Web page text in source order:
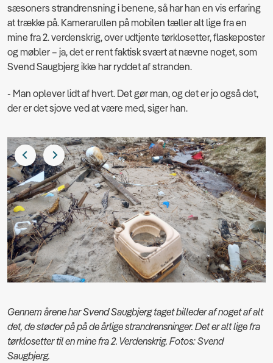
sæsoners strandrensning i benene, så har han en vis erfaring
at trække på. Kamerarullen på mobilen tæller alt lige fra en
mine fra 2. verdenskrig, over udtjente tørklosetter, flaskeposter
og møbler – ja, det er rent faktisk svært at nævne noget, som
Svend Saugbjerg ikke har ryddet af stranden.
- Man oplever lidt af hvert. Det gør man, og det er jo også det,
der er det sjove ved at være med, siger han.
Gennem årene har Svend Saugbjerg taget billeder af noget af alt
det, de støder på på de årlige strandrensninger. Det er alt lige fra
tørklosetter til en mine fra 2. Verdenskrig. Fotos: Svend
Saugbjerg.